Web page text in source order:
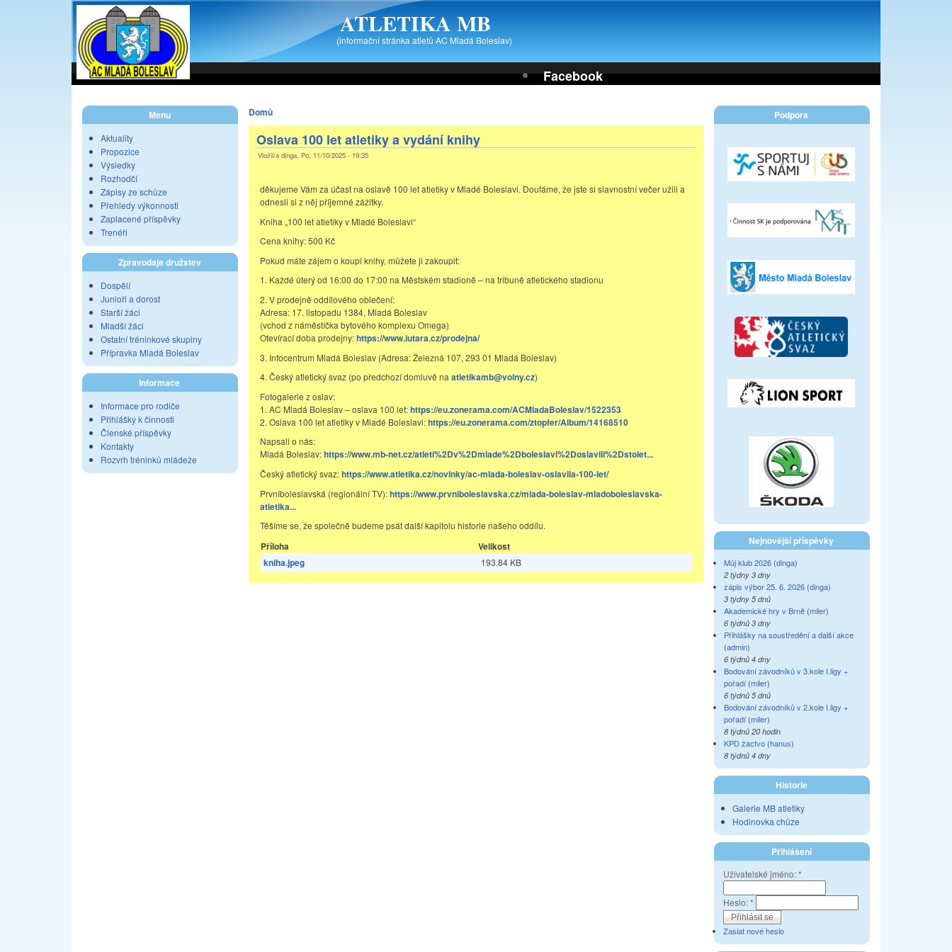
ATLETIKA MB
(informační stránka atletů AC Mladá Boleslav)
Facebook
Menu
Aktuality
Propozice
Výsledky
Rozhodčí
Zápisy ze schůze
Přehledy výkonnosti
Zaplacené příspěvky
Trenéři
Zpravodaje družstev
Dospělí
Junioři a dorost
Starší žáci
Mladší žáci
Ostatní tréninkové skupiny
Přípravka Mladá Boleslav
Informace
Informace pro rodiče
Přihlášky k činnosti
Členské příspěvky
Kontakty
Rozvrh tréninků mládeže
Domů
Oslava 100 let atletiky a vydání knihy
Vložil/a dinga, Po, 11/10/2025 - 19:35
děkujeme Vám za účast na oslavě 100 let atletiky v Mladé Boleslavi. Doufáme, že jste si slavnostní večer užili a
odnesli si z něj příjemné zážitky.
Kniha „100 let atletiky v Mladé Boleslavi“
Cena knihy: 500 Kč
Pokud máte zájem o koupi knihy, můžete ji zakoupit:
1. Každé úterý od 16:00 do 17:00 na Městském stadioně – na tribuně atletického stadionu
2. V prodejně oddílového oblečení:
Adresa: 17. listopadu 1384, Mladá Boleslav
(vchod z náměstíčka bytového komplexu Omega)
Otevírací doba prodejny:https://www.lutara.cz/prodejna/
3. Infocentrum Mladá Boleslav (Adresa: Železná 107, 293 01 Mladá Boleslav)
4. Český atletický svaz (po předchozí domluvě na atletikamb@volny.cz)
Fotogalerie z oslav:
1. AC Mladá Boleslav – oslava 100 let:https://eu.zonerama.com/ACMladaBoleslav/1522353
2. Oslava 100 let atletiky v Mladé Boleslavi:https://eu.zonerama.com/ztopfer/Album/14168510
Napsali o nás:
Mladá Boleslav:https://www.mb-net.cz/atleti%2Dv%2Dmlade%2Dboleslavi%2Doslavili%2Dstolet...
Český atletický svaz:https://www.atletika.cz/novinky/ac-mlada-boleslav-oslavila-100-let/
Prvníboleslavská (regionální TV):https://www.prvniboleslavska.cz/mlada-boleslav-mladoboleslavska-
atletika...
Těšíme se, že společně budeme psát další kapitolu historie našeho oddílu.
Příloha
Velikost
kniha.jpeg
193.84 KB
Podpora
Nejnovější příspěvky
Můj klub 2026(dinga)
2 týdny 3 dny
zápis výbor 25. 6. 2026(dinga)
3 týdny 5 dnů
Akademické hry v Brně(miler)
6 týdnů 3 dny
Přihlášky na soustředění a další akce
(admin)
6 týdnů 4 dny
Bodování závodníků v 3.kole I.ligy +
pořadí(miler)
6 týdnů 5 dnů
Bodování závodníků v 2.kole I.ligy +
pořadí(miler)
8 týdnů 20 hodin
KPD žactvo(hanus)
8 týdnů 4 dny
Historie
Galerie MB atletiky
Hodinovka chůze
Přihlášení
Uživatelské jméno:*
Heslo:*
Zaslat nové heslo